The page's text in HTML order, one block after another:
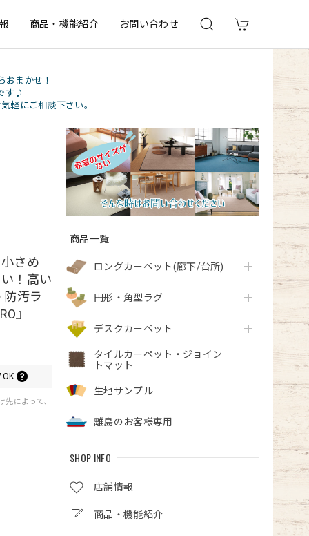
商品・機能紹介 お問い合わせ
おまかせ！
す♪
軽にご相談下さい。
商品一覧
ロングカーペット(廊下/台所)
円形・角型ラグ
デスクカーペット
タイルカーペット・ジョイン
トマット
生地サンプル
離島のお客様専用
SHOP INFO
店舗情報
商品・機能紹介
さめ
！高い
汚ラ
』
OK
によって、